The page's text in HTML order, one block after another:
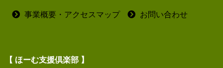
事業概要・アクセスマップ お問い合わせ
【 ほーむ支援倶楽部 】